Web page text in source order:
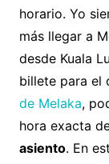
horario. Yo
más llegar a
desde Kuala
billete para el
de Melaka,
hora exacta
asiento. En